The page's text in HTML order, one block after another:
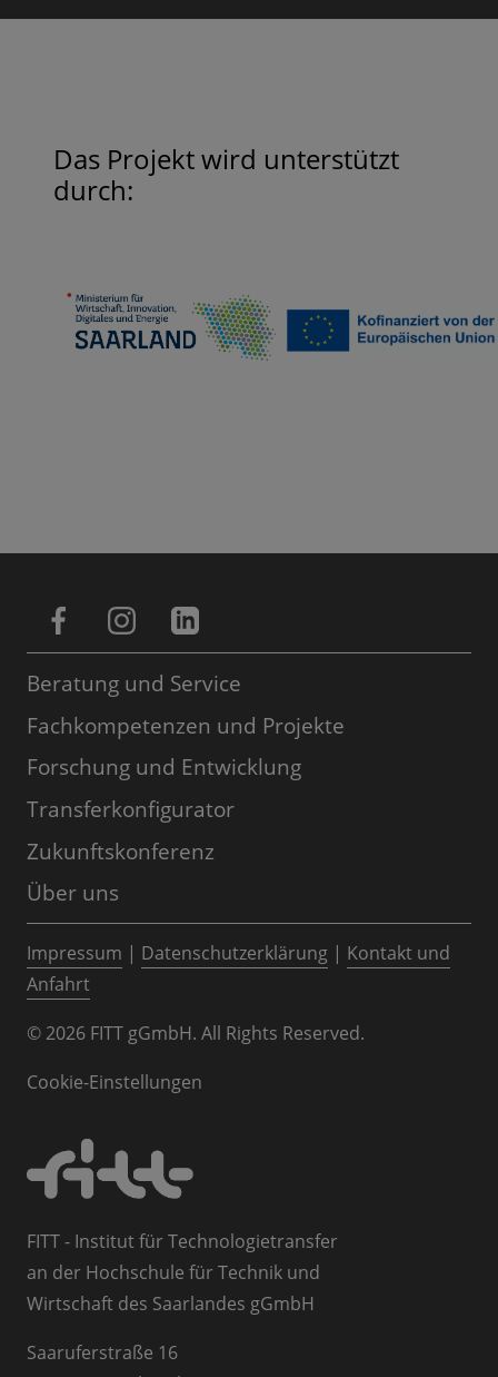
Das Projekt wird unterstützt
durch:
Beratung und Service
Fachkompetenzen und Projekte
Forschung und Entwicklung
Transferkonfigurator
Zukunftskonferenz
Über uns
Impressum | Datenschutzerklärung | Kontakt und
Anfahrt
© 2026 FITT gGmbH. All Rights Reserved.
Cookie-Einstellungen
FITT - Institut für Technologietransfer
an der Hochschule für Technik und
Wirtschaft des Saarlandes gGmbH
Saaruferstraße 16